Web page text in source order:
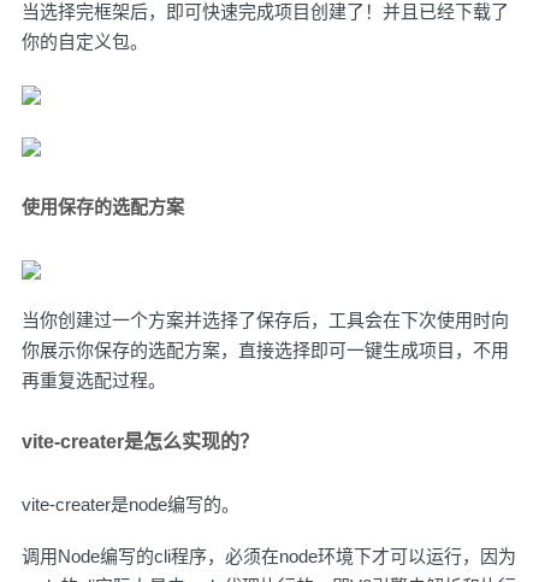
当选择完框架后，即可快速完成项目创建了！并且已经下载了
你的自定义包。
使用保存的选配方案
当你创建过一个方案并选择了保存后，工具会在下次使用时向
你展示你保存的选配方案，直接选择即可一键生成项目，不用
再重复选配过程。
vite-creater是怎么实现的？
vite-creater是node编写的。
调用Node编写的cli程序，必须在node环境下才可以运行，因为